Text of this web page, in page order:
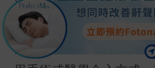
醫生說原來面對鼻鼾問